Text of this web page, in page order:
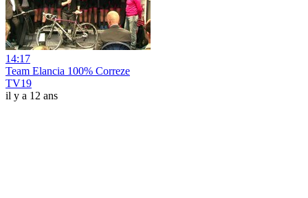
14:17
Team Elancia 100% Correze
TV19
il y a 12 ans